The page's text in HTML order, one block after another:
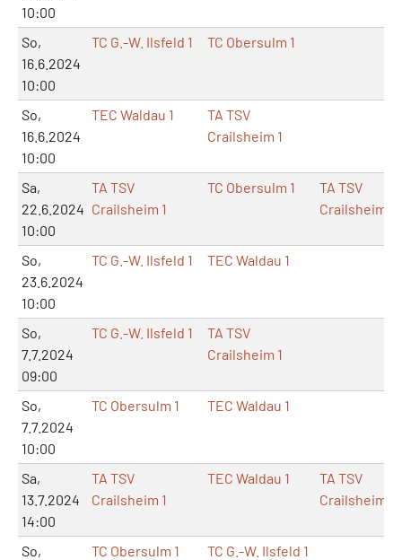
10:00
So,
16.6.2024
10:00
TC G.-W. Ilsfeld 1 TC Obersulm 1
So,
16.6.2024
10:00
TEC Waldau 1
TA TSV
Crailsheim 1
Sa,
22.6.2024
10:00
TA TSV
Crailsheim 1
TC Obersulm 1
TA TSV
Crailsheim
So,
23.6.2024
10:00
TC G.-W. Ilsfeld 1 TEC Waldau 1
So,
7.7.2024
09:00
TC G.-W. Ilsfeld 1
TA TSV
Crailsheim 1
So,
7.7.2024
10:00
TC Obersulm 1 TEC Waldau 1
Sa,
13.7.2024
14:00
TA TSV
Crailsheim 1
TEC Waldau 1
TA TSV
Crailsheim
So,
TC Obersulm 1 TC G.-W. Ilsfeld 1